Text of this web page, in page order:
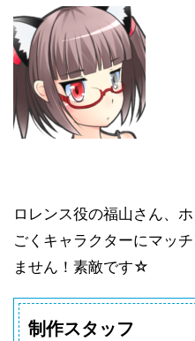
ロレンス役の福山さん、
ごくキャラクターにマッ
ません！素敵です☆
制作スタッフ